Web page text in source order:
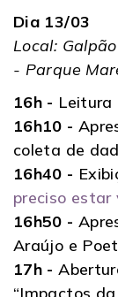
Dia 13/03
Local:
- Parque
16h - Leitura
16h10 -
coleta de
16h40 -
preciso estar
16h50 -
Araújo e
17h -